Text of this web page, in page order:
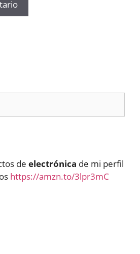
de electrónica de mi perfil
https://amzn.to/3lpr3mC